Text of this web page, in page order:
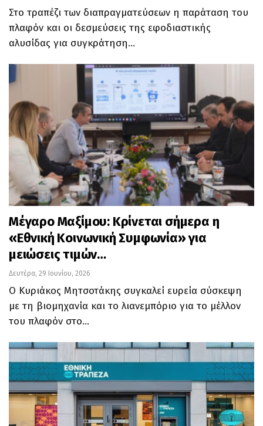
Στο τραπέζι των διαπραγματεύσεων η παράταση του
πλαφόν και οι δεσμεύσεις της εφοδιαστικής
αλυσίδας για συγκράτηση…
Μέγαρο Μαξίμου: Κρίνεται σήμερα η
«Εθνική Κοινωνική Συμφωνία» για
μειώσεις τιμών…
Δευτέρα, 29 Ιουνίου, 2026
Ο Κυριάκος Μητσοτάκης συγκαλεί ευρεία σύσκεψη
με τη βιομηχανία και το λιανεμπόριο για το μέλλον
του πλαφόν στο…